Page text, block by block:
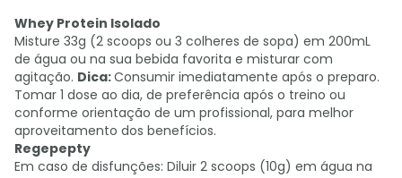
Whey Protein Isolado
Misture 33g (2 scoops ou 3 colheres de sopa) em 200mL
de água ou na sua bebida favorita e misturar com
agitação. Dica:Consumir imediatamente após o preparo.
Tomar 1 dose ao dia, de preferência após o treino ou
conforme orientação de um profissional, para melhor
aproveitamento dos benefícios.
Regepepty
Em caso de disfunções: Diluir 2 scoops (10g) em água na